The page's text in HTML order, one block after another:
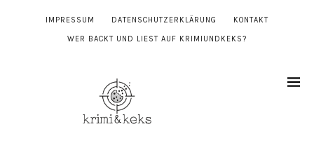
IMPRESSUM DATENSCHUTZERKLÄRUNG KONTAKT
WER BACKT UND LIEST AUF KRIMIUNDKEKS?